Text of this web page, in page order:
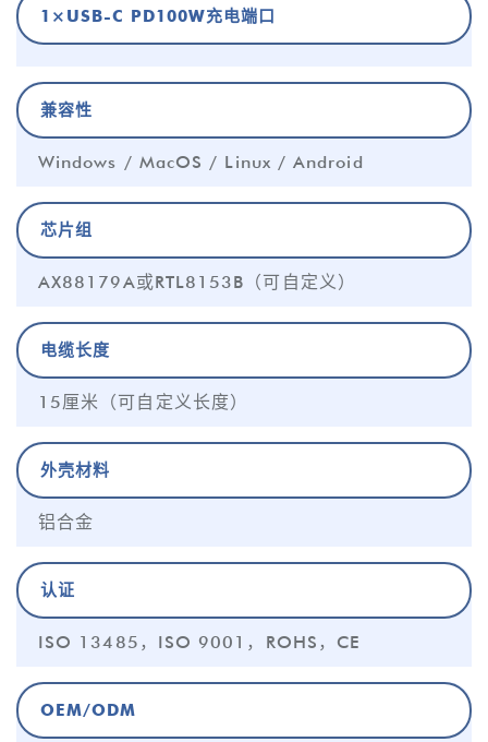
1×USB-C PD100W充电端口
兼容性
Windows / MacOS / Linux / Android
芯片组
AX88179A或RTL8153B（可自定义）
电缆长度
15厘米（可自定义长度）
外壳材料
铝合金
认证
ISO 13485，ISO 9001，ROHS，CE
OEM/ODM